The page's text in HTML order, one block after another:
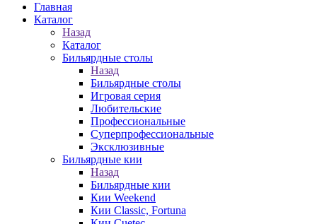
Главная
Каталог
Назад
Каталог
Бильярдные столы
Назад
Бильярдные столы
Игровая серия
Любительские
Профессиональные
Суперпрофессиональные
Эксклюзивные
Бильярдные кии
Назад
Бильярдные кии
Кии Weekend
Кии Classic, Fortuna